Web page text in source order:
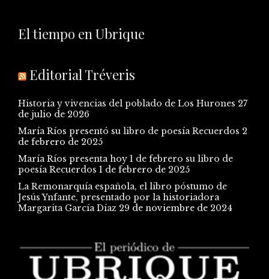
El tiempo en Ubrique
Editorial Tréveris
Historia y vivencias del poblado de Los Hurones 27
de julio de 2026
María Ríos presentó su libro de poesía Recuerdos 2
de febrero de 2025
María Ríos presenta hoy 1 de febrero su libro de
poesía Recuerdos 1 de febrero de 2025
La Remonarquía española, el libro póstumo de
Jesús Ynfante, presentado por la historiadora
Margarita García Díaz 29 de noviembre de 2024